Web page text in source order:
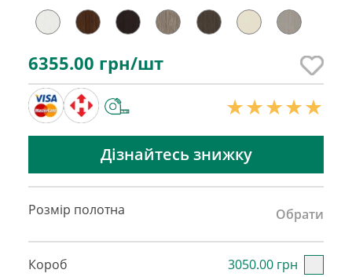
6355.00 грн/шт
Дізнайтесь знижку
Розмір полотна Обрати
Короб 3050.00 грн